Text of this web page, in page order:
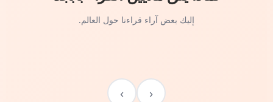
إليك بعض آراء قراءنا حول العالم.
‹
›